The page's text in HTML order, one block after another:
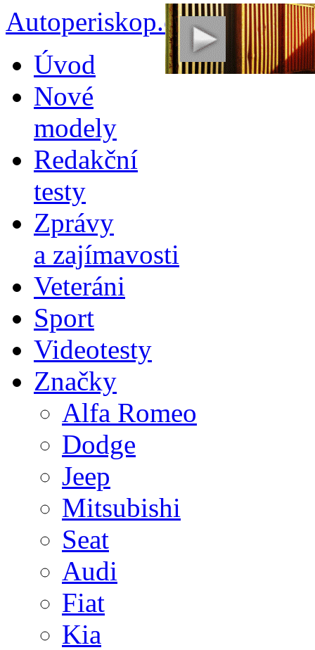
Autoperiskop.cz –
obsahu
webu
Úvod
Nové
modely
Redakční
testy
Zprávy
a zajímavosti
Veteráni
Sport
Videotesty
Značky
Alfa Romeo
Dodge
Jeep
Mitsubishi
Seat
Audi
Fiat
Kia